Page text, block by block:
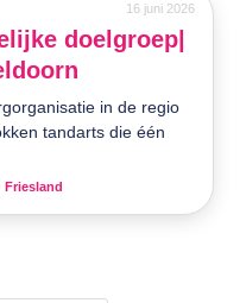
16 juni 2026
doelgroep|
in de regio
tandarts die één
Friesland